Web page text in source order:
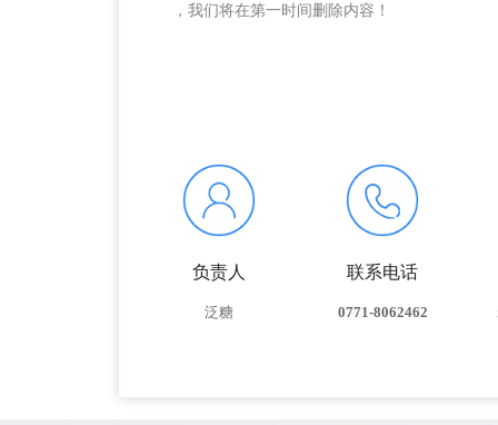
，我们将在第一时间删除内容！
负责人
泛糖
联系电话
0771-8062462